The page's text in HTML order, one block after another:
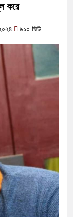
করে
৯১০ ভিউ :